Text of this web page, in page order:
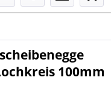
100mm